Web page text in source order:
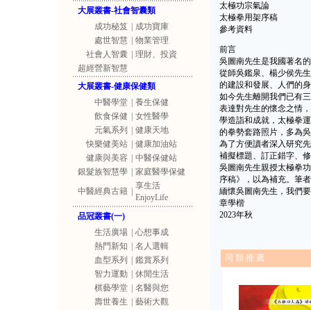
大展叢書-社會智囊類
成功秘笈
成功寶庫
處世智慧
物業管理
社會人智囊
理財、投資
超經營新智慧
大展叢書-健康保健類
中醫學堂
養生保健
飲食保健
女性醫學
元氣系列
健康天地
快樂健美站
健康加油站
健康與美容
中醫保健站
銀髮族智慧學
家庭醫學保健
中醫經典古籍
享生活
EnjoyLife
品冠叢書(一)
生活廣場
心想事成
熱門新知
名人選輯
血型系列
鑑賞系列
智力運動
休閒生活
棋藝學堂
名醫與您
壽世養生
藝術大觀
太極功宗氣論
太極拳用架序稿
參考資料
前言
吳圖南先生是我國著名
從師吳鑑泉、楊少侯先
的建設和發展、人們的
如今先生離開我們已有
表達對先生的懷念之情
學造詣和成就，太極拳
的拳勢套路照片，多為
為了方便讀者深入研究
補擬標題、訂正錯字、
吳圖南先生親授太極拳
序稿》，以為補充。筆
緬懷吳圖南先生，我們
章學楷
2023年秋
同 類 推 薦